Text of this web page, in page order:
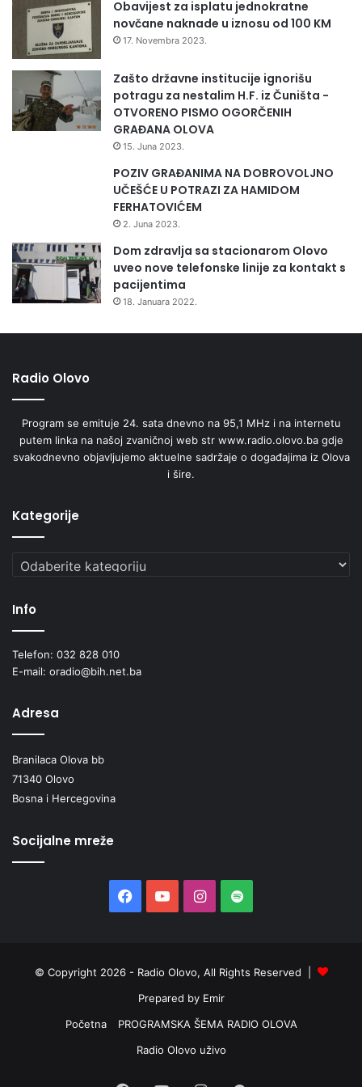
Obavijest za isplatu jednokratne
novčane naknade u iznosu od 100 KM
17. Novembra 2023.
Zašto državne institucije ignorišu
potragu za nestalim H.F. iz Čuništa -
OTVORENO PISMO OGORČENIH
GRAĐANA OLOVA
15. Juna 2023.
POZIV GRAĐANIMA NA DOBROVOLJNO
UČEŠĆE U POTRAZI ZA HAMIDOM
FERHATOVIĆEM
2. Juna 2023.
Dom zdravlja sa stacionarom Olovo
uveo nove telefonske linije za kontakt s
pacijentima
18. Januara 2022.
Radio Olovo
Program se emituje 24. sata dnevno na 95,1 MHz i na internetu
putem linka na našoj zvaničnoj web str www.radio.olovo.ba gdje
svakodnevno objavljujemo aktuelne sadržaje o događajima iz Olova
i šire.
Kategorije
Kategorije
Info
Telefon: 032 828 010
E-mail: oradio@bih.net.ba
Adresa
Branilaca Olova bb
71340 Olovo
Bosna i Hercegovina
Socijalne mreže
FacebookYouTubeInstagram
Spotify
© Copyright 2026 - Radio Olovo, All Rights Reserved |
Prepared by Emir
Početna
PROGRAMSKA ŠEMA RADIO OLOVA
Radio Olovo uživo